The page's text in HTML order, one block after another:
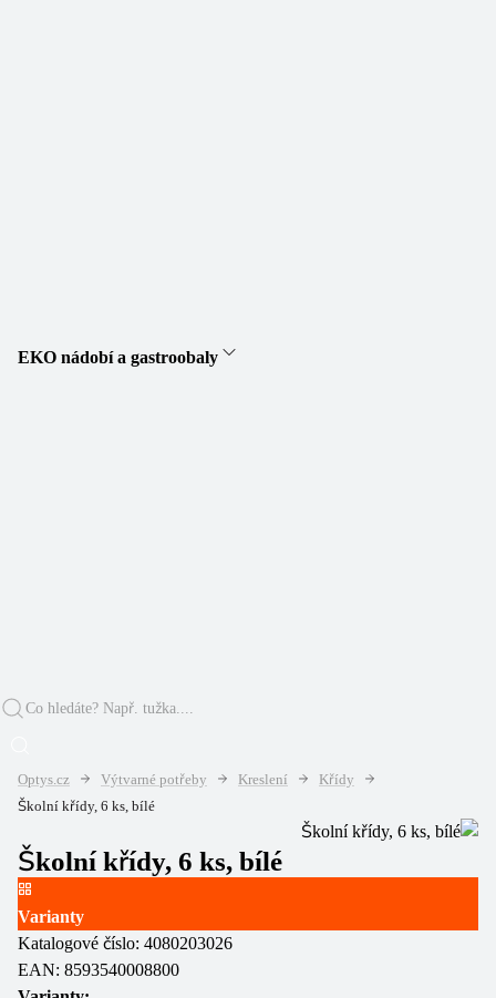
EKO nádobí a gastroobaly
Optys.cz Výtvarné potřeby Kreslení
Křídy
Školní křídy, 6 ks, bílé
Školní křídy, 6 ks, bílé
Varianty
Katalogové číslo: 4080203026
EAN: 8593540008800